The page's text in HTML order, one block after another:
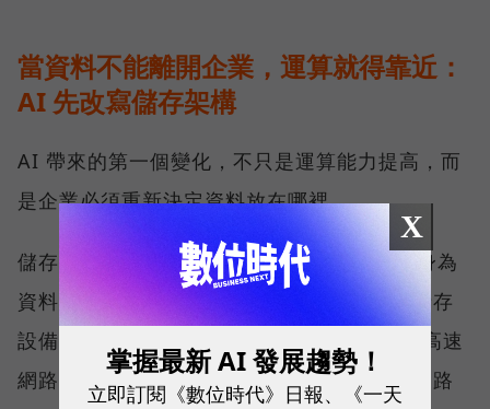
當資料不能離開企業，運算就得靠近：
AI 先改寫儲存架構
AI 帶來的第一個變化，不只是運算能力提高，而
是企業必須重新決定資料放在哪裡。
儲存架構大致分為雲端與地端兩塊，QNAP 身為
資料安全的守護者，長期發展的是地端網路儲存
設備（NAS），並擴展至 25GbE、100GbE 高速
網路交換器產品線，提供完整的儲存與高速網路
X
掌握最新 AI 發展趨勢！
立即訂閱《數位時代》日報、《一天